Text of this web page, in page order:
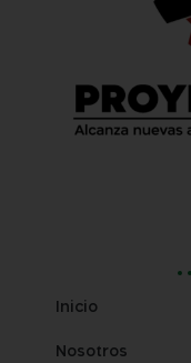
Inicio
Nosotros